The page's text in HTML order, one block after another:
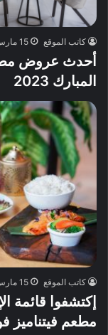
كاتب الموقع 15 مارس, 2023
أحدث عروض
المبارك 2023
كاتب الموقع 15 مارس, 2023
مطعم فيتناميز